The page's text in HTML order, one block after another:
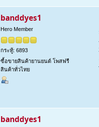
banddyes1
Hero Member
กระทู้: 6893
ซื้อขายสินค้ายานยนต์ โพสฟรี
สินค้าทั่วไทย
banddyes1